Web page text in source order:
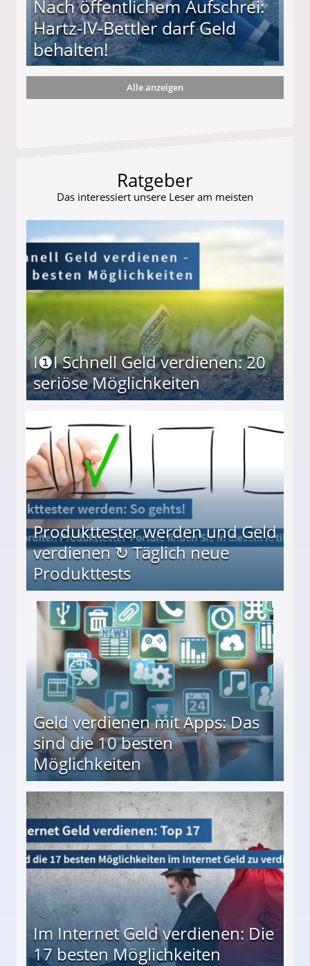
Nach öffentlichem Aufschrei:
Hartz-IV-Bettler darf Geld
behalten!
darf Geld behalten!
Alle anzeigen
Ratgeber
Das interessiert unsere Leser am meisten
I❶I Schnell Geld verdienen: 20
seriöse Möglichkeiten
Produkttester werden und Geld
verdienen ↻ Täglich neue
Produkttests
↻ Täglich neue Produkttests
Geld verdienen mit Apps: Das
sind die 10 besten
Möglichkeiten
besten Möglichkeiten
Im Internet Geld verdienen: Die
17 besten Möglichkeiten